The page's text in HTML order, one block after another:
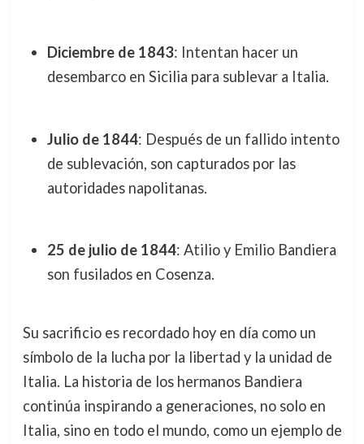
Diciembre de 1843: Intentan hacer un
desembarco en Sicilia para sublevar a Italia.
Julio de 1844: Después de un fallido intento
de sublevación, son capturados por las
autoridades napolitanas.
25 de julio de 1844: Atilio y Emilio Bandiera
son fusilados en Cosenza.
Su sacrificio es recordado hoy en día como un
símbolo de la lucha por la libertad y la unidad de
Italia. La historia de los hermanos Bandiera
continúa inspirando a generaciones, no solo en
Italia, sino en todo el mundo, como un ejemplo de